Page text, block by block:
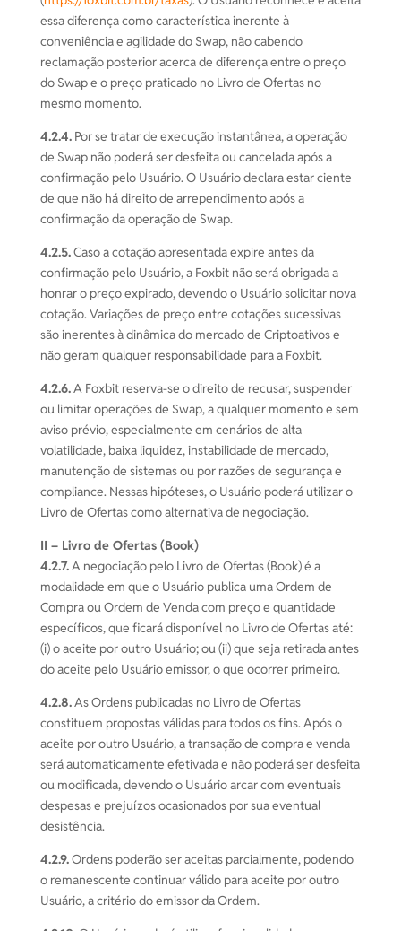
essa diferença como característica inerente à
conveniência e agilidade do Swap, não cabendo
reclamação posterior acerca de diferença entre o preço
do Swap e o preço praticado no Livro de Ofertas no
mesmo momento.
4.2.4.Por se tratar de execução instantânea, a operação
de Swap não poderá ser desfeita ou cancelada após a
confirmação pelo Usuário. O Usuário declara estar ciente
de que não há direito de arrependimento após a
confirmação da operação de Swap.
4.2.5.Caso a cotação apresentada expire antes da
confirmação pelo Usuário, a Foxbit não será obrigada a
honrar o preço expirado, devendo o Usuário solicitar nova
cotação. Variações de preço entre cotações sucessivas
são inerentes à dinâmica do mercado de Criptoativos e
não geram qualquer responsabilidade para a Foxbit.
4.2.6.A Foxbit reserva-se o direito de recusar, suspender
ou limitar operações de Swap, a qualquer momento e sem
aviso prévio, especialmente em cenários de alta
volatilidade, baixa liquidez, instabilidade de mercado,
manutenção de sistemas ou por razões de segurança e
compliance. Nessas hipóteses, o Usuário poderá utilizar o
Livro de Ofertas como alternativa de negociação.
II – Livro de Ofertas (Book)
4.2.7.A negociação pelo Livro de Ofertas (Book) é a
modalidade em que o Usuário publica uma Ordem de
Compra ou Ordem de Venda com preço e quantidade
específicos, que ficará disponível no Livro de Ofertas até:
(i) o aceite por outro Usuário; ou (ii) que seja retirada antes
do aceite pelo Usuário emissor, o que ocorrer primeiro.
4.2.8.As Ordens publicadas no Livro de Ofertas
constituem propostas válidas para todos os fins. Após o
aceite por outro Usuário, a transação de compra e venda
será automaticamente efetivada e não poderá ser desfeita
ou modificada, devendo o Usuário arcar com eventuais
despesas e prejuízos ocasionados por sua eventual
desistência.
4.2.9.Ordens poderão ser aceitas parcialmente, podendo
o remanescente continuar válido para aceite por outro
Usuário, a critério do emissor da Ordem.